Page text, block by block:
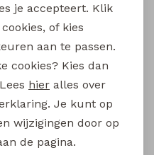
19,99
D-zine
17,99
je accepteert. Klik
of kies
aan te passen.
cookies? Kies dan
hier alles over
Je kunt op
wijzigingen door op
de pagina.